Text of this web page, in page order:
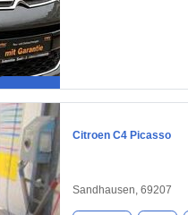
Citroen C4 Picasso
Sandhausen, 69207